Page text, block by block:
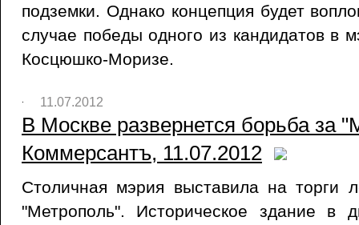
подземки. Однако концепция будет
случае победы одного из кандидатов
Косцюшко-Моризе.
11.07.2012
В Москве развернется борьба за
Коммерсантъ, 11.07.2012
Столичная мэрия выставила на торги
"Метрополь". Историческое здание в